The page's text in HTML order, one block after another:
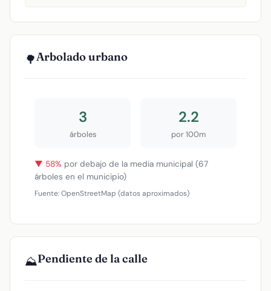
🌳Arbolado urbano
3
árboles
2.2
por 100m
▼ 58% por debajo de la media municipal (67
árboles en el municipio)
Fuente: OpenStreetMap (datos aproximados)
⛰️Pendiente de la calle